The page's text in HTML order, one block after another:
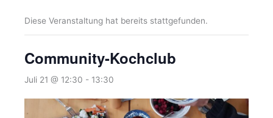
Diese Veranstaltung hat bereits stattgefunden.
Community-Kochclub
Juli 21 @ 12:30 - 13:30